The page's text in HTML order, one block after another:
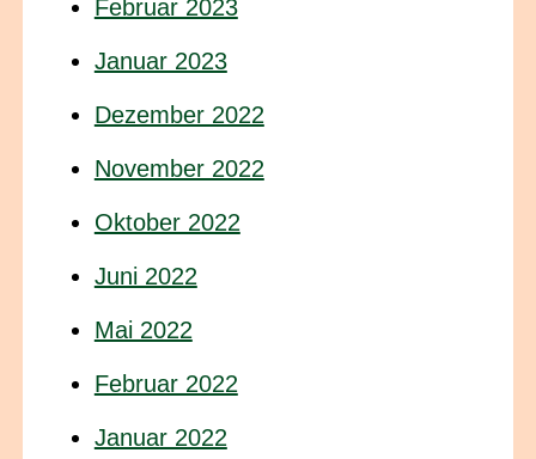
Februar 2023
Januar 2023
Dezember 2022
November 2022
Oktober 2022
Juni 2022
Mai 2022
Februar 2022
Januar 2022